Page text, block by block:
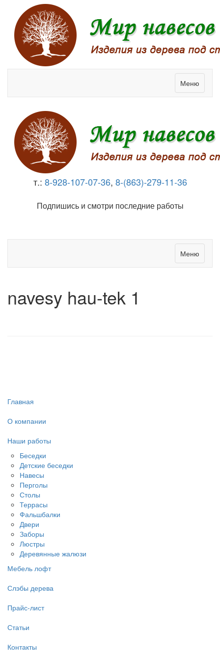
Меню
т.: 8-928-107-07-36, 8-(863)-279-11-36
Подпишись и смотри последние работы
Меню
navesy hau-tek 1
Главная
О компании
Наши работы
Беседки
Детские беседки
Навесы
Перголы
Столы
Террасы
Фальшбалки
Двери
Заборы
Люстры
Деревянные жалюзи
Мебель лофт
Слэбы дерева
Прайс-лист
Статьи
Контакты